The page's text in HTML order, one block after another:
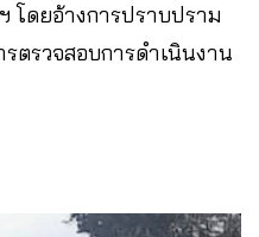
โดยอ้างการปราบปราม
ตรวจสอบการดำเนินงาน